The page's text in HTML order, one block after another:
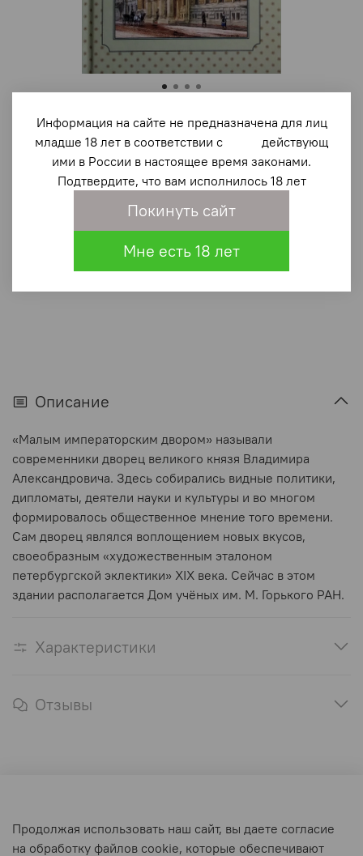
Малый императорский двор
В избранное
298 ₽
В корзину
Описание
«Малым императорским двором» называли
современники дворец великого князя Владимира
Александровича. Здесь собирались видные политики,
дипломаты, деятели науки и культуры и во многом
формировалось общественное мнение того времени.
Сам дворец являлся воплощением новых вкусов,
своеобразным «художественным эталоном
петербургской эклектики» XIX века. Сейчас в этом
здании располагается Дом учёных им. М. Горького РАН.
Характеристики
Отзывы
Пользовательское соглашение
Продолжая использовать наш сайт, вы даете согласие
на обработку файлов cookie, которые обеспечивают
Информация на сайте не предназначена для лиц
младше 18 лет в соответствии с действующ
ими в России в настоящее время законами.
Подтвердите, что вам исполнилось 18 лет
Покинуть сайт
Мне есть 18 лет